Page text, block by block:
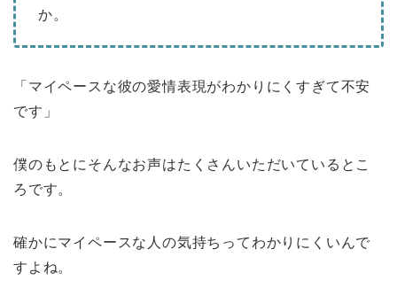
か。
「マイペースな彼の愛情表現がわかりにくすぎて不安
です」
僕のもとにそんなお声はたくさんいただいているとこ
ろです。
確かにマイペースな人の気持ちってわかりにくいんで
すよね。